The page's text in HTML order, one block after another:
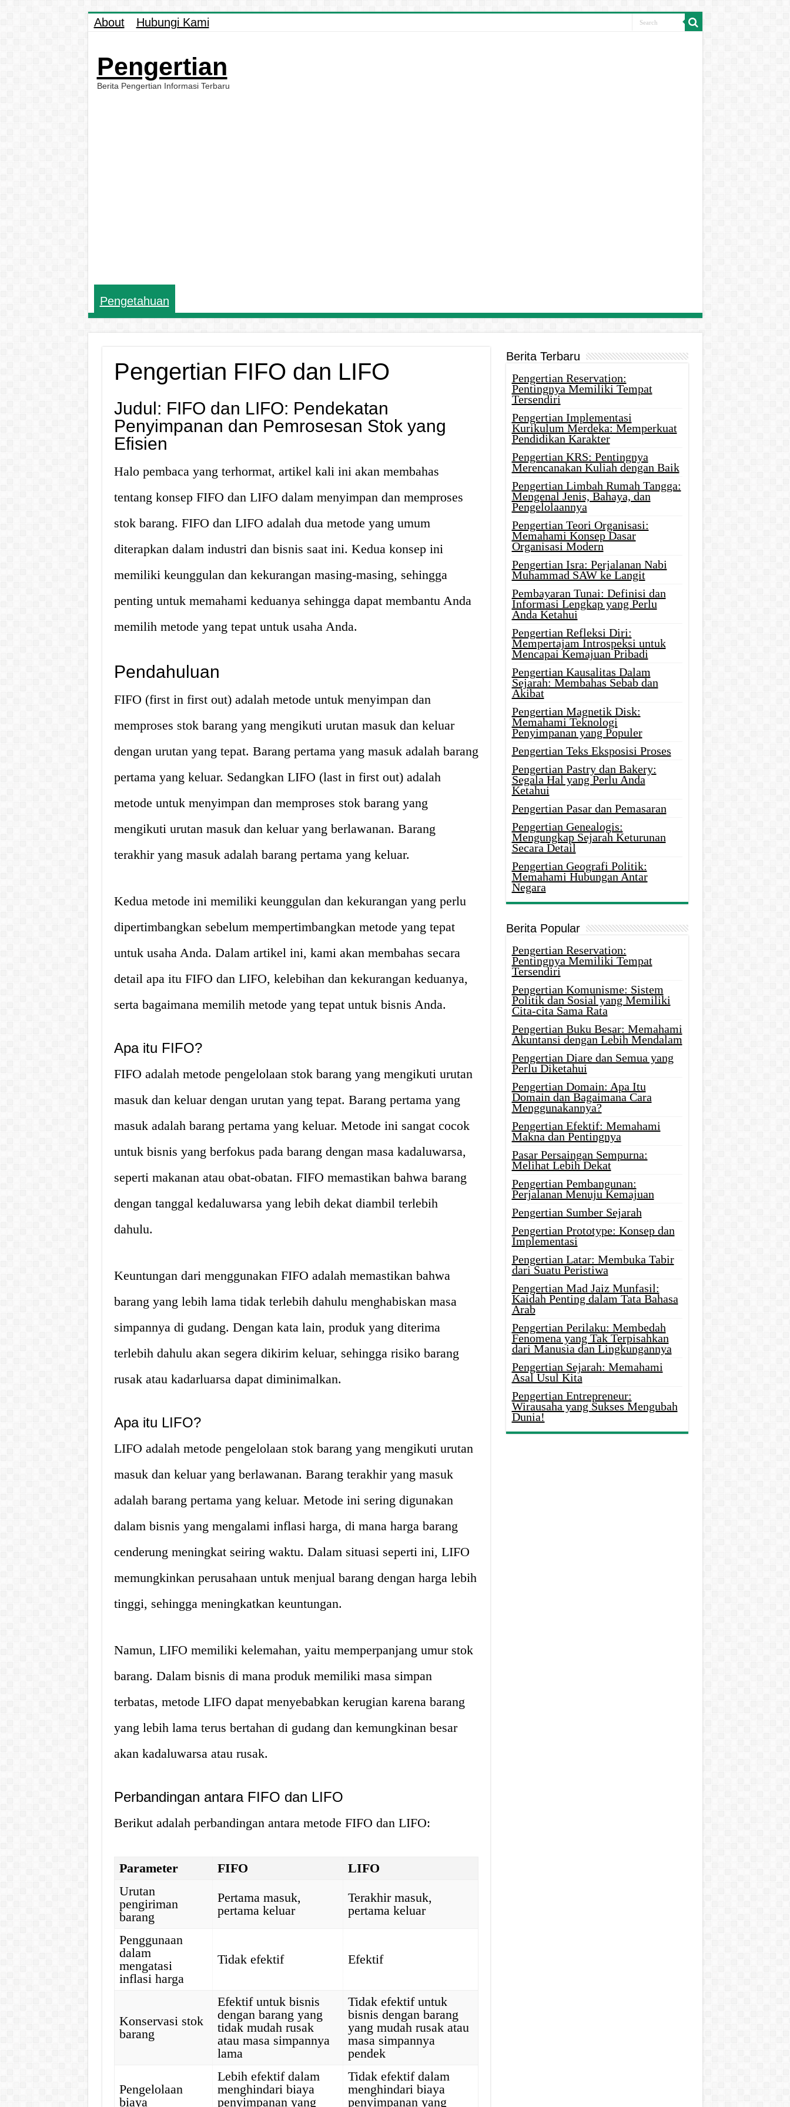
About Hubungi Kami
Pengertian
Berita Pengertian Informasi Terbaru
Pengetahuan
Pengertian FIFO dan LIFO
Judul: FIFO dan LIFO: Pendekatan
Penyimpanan dan Pemrosesan Stok yang
Efisien
Halo pembaca yang terhormat, artikel kali ini akan membahas
tentang konsep FIFO dan LIFO dalam menyimpan dan memproses
stok barang. FIFO dan LIFO adalah dua metode yang umum
diterapkan dalam industri dan bisnis saat ini. Kedua konsep ini
memiliki keunggulan dan kekurangan masing-masing, sehingga
penting untuk memahami keduanya sehingga dapat membantu Anda
memilih metode yang tepat untuk usaha Anda.
Pendahuluan
FIFO (first in first out) adalah metode untuk menyimpan dan
memproses stok barang yang mengikuti urutan masuk dan keluar
dengan urutan yang tepat. Barang pertama yang masuk adalah barang
pertama yang keluar. Sedangkan LIFO (last in first out) adalah
metode untuk menyimpan dan memproses stok barang yang
mengikuti urutan masuk dan keluar yang berlawanan. Barang
terakhir yang masuk adalah barang pertama yang keluar.
Kedua metode ini memiliki keunggulan dan kekurangan yang perlu
dipertimbangkan sebelum mempertimbangkan metode yang tepat
untuk usaha Anda. Dalam artikel ini, kami akan membahas secara
detail apa itu FIFO dan LIFO, kelebihan dan kekurangan keduanya,
serta bagaimana memilih metode yang tepat untuk bisnis Anda.
Apa itu FIFO?
FIFO adalah metode pengelolaan stok barang yang mengikuti urutan
masuk dan keluar dengan urutan yang tepat. Barang pertama yang
masuk adalah barang pertama yang keluar. Metode ini sangat cocok
untuk bisnis yang berfokus pada barang dengan masa kadaluwarsa,
seperti makanan atau obat-obatan. FIFO memastikan bahwa barang
dengan tanggal kedaluwarsa yang lebih dekat diambil terlebih
dahulu.
Keuntungan dari menggunakan FIFO adalah memastikan bahwa
barang yang lebih lama tidak terlebih dahulu menghabiskan masa
simpannya di gudang. Dengan kata lain, produk yang diterima
terlebih dahulu akan segera dikirim keluar, sehingga risiko barang
rusak atau kadarluarsa dapat diminimalkan.
Apa itu LIFO?
LIFO adalah metode pengelolaan stok barang yang mengikuti urutan
masuk dan keluar yang berlawanan. Barang terakhir yang masuk
adalah barang pertama yang keluar. Metode ini sering digunakan
dalam bisnis yang mengalami inflasi harga, di mana harga barang
cenderung meningkat seiring waktu. Dalam situasi seperti ini, LIFO
memungkinkan perusahaan untuk menjual barang dengan harga lebih
tinggi, sehingga meningkatkan keuntungan.
Namun, LIFO memiliki kelemahan, yaitu memperpanjang umur stok
barang. Dalam bisnis di mana produk memiliki masa simpan
terbatas, metode LIFO dapat menyebabkan kerugian karena barang
yang lebih lama terus bertahan di gudang dan kemungkinan besar
akan kadaluwarsa atau rusak.
Perbandingan antara FIFO dan LIFO
Berikut adalah perbandingan antara metode FIFO dan LIFO:
Parameter FIFO
LIFO
Urutan
pengiriman
barang
Pertama masuk,
pertama keluar
Terakhir masuk,
pertama keluar
Penggunaan
dalam
mengatasi
inflasi harga
Tidak efektif Efektif
Konservasi stok
barang
Efektif untuk bisnis
dengan barang yang
tidak mudah rusak
atau masa simpannya
lama
Tidak efektif untuk
bisnis dengan barang
yang mudah rusak atau
masa simpannya
pendek
Pengelolaan
biaya
Lebih efektif dalam
menghindari biaya
penyimpanan yang
Tidak efektif dalam
menghindari biaya
penyimpanan yang
Berita Terbaru
Pengertian Reservation:
Pentingnya Memiliki Tempat
Tersendiri
Pengertian Implementasi
Kurikulum Merdeka: Memperkuat
Pendidikan Karakter
Pengertian KRS: Pentingnya
Merencanakan Kuliah dengan Baik
Pengertian Limbah Rumah Tangga:
Mengenal Jenis, Bahaya, dan
Pengelolaannya
Pengertian Teori Organisasi:
Memahami Konsep Dasar
Organisasi Modern
Pengertian Isra: Perjalanan Nabi
Muhammad SAW ke Langit
Pembayaran Tunai: Definisi dan
Informasi Lengkap yang Perlu
Anda Ketahui
Pengertian Refleksi Diri:
Mempertajam Introspeksi untuk
Mencapai Kemajuan Pribadi
Pengertian Kausalitas Dalam
Sejarah: Membahas Sebab dan
Akibat
Pengertian Magnetik Disk:
Memahami Teknologi
Penyimpanan yang Populer
Pengertian Teks Eksposisi Proses
Pengertian Pastry dan Bakery:
Segala Hal yang Perlu Anda
Ketahui
Pengertian Pasar dan Pemasaran
Pengertian Genealogis:
Mengungkap Sejarah Keturunan
Secara Detail
Pengertian Geografi Politik:
Memahami Hubungan Antar
Negara
Berita Popular
Pengertian Reservation:
Pentingnya Memiliki Tempat
Tersendiri
Pengertian Komunisme: Sistem
Politik dan Sosial yang Memiliki
Cita-cita Sama Rata
Pengertian Buku Besar: Memahami
Akuntansi dengan Lebih Mendalam
Pengertian Diare dan Semua yang
Perlu Diketahui
Pengertian Domain: Apa Itu
Domain dan Bagaimana Cara
Menggunakannya?
Pengertian Efektif: Memahami
Makna dan Pentingnya
Pasar Persaingan Sempurna:
Melihat Lebih Dekat
Pengertian Pembangunan:
Perjalanan Menuju Kemajuan
Pengertian Sumber Sejarah
Pengertian Prototype: Konsep dan
Implementasi
Pengertian Latar: Membuka Tabir
dari Suatu Peristiwa
Pengertian Mad Jaiz Munfasil:
Kaidah Penting dalam Tata Bahasa
Arab
Pengertian Perilaku: Membedah
Fenomena yang Tak Terpisahkan
dari Manusia dan Lingkungannya
Pengertian Sejarah: Memahami
Asal Usul Kita
Pengertian Entrepreneur:
Wirausaha yang Sukses Mengubah
Dunia!